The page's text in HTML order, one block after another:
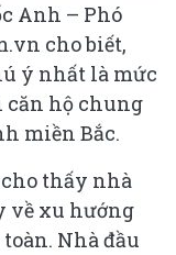
Anh – Phó
cho biết,
ý nhất là mức
căn hộ chung
miền Bắc.
thấy nhà
về xu hướng
Nhà đầu